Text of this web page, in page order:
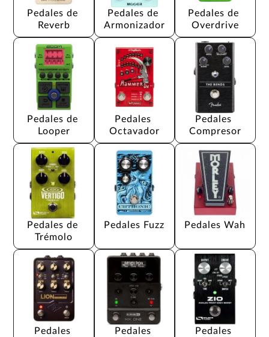
Pedales de
Reverb
Pedales de
Armonizador
Pedales de
Overdrive
Pedales de
Looper
Pedales
Octavador
Pedales
Compresor
Pedales de
Trémolo
Pedales Fuzz Pedales Wah
Pedales
Pedales
Pedales